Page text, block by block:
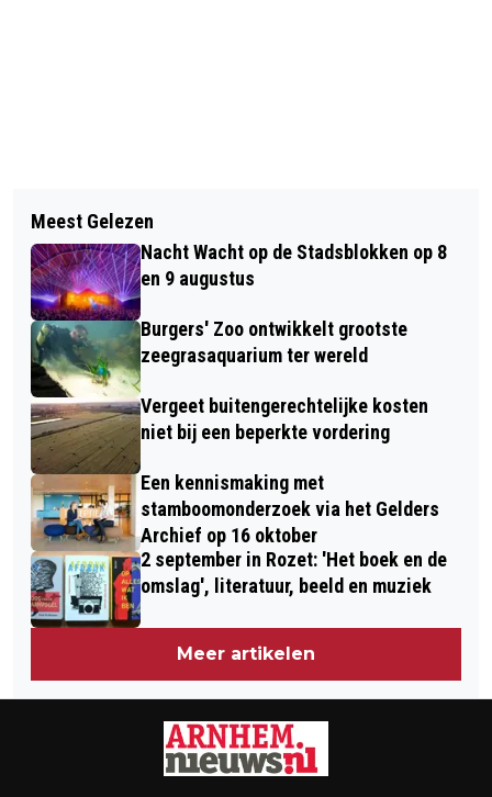
DIER VAN DE WEEK: KANARIE LOKI
VERSOEPELING BEZOEKREGELING
VERPLEEGHUIZEN
Meest Gelezen
Nacht Wacht op de Stadsblokken op 8
en 9 augustus
Burgers' Zoo ontwikkelt grootste
zeegrasaquarium ter wereld
Vergeet buitengerechtelijke kosten
niet bij een beperkte vordering
Een kennismaking met
stamboomonderzoek via het Gelders
Archief op 16 oktober
2 september in Rozet: 'Het boek en de
omslag', literatuur, beeld en muziek
Meer artikelen